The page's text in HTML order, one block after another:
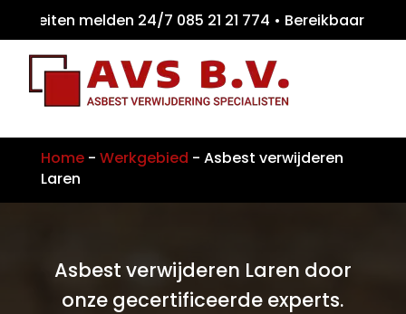
melden 24/7 085 21 21 774 •
Home- Werkgebied - Asbest verwijderen
Laren
Asbest verwijderen Laren door
onze gecertificeerde experts.